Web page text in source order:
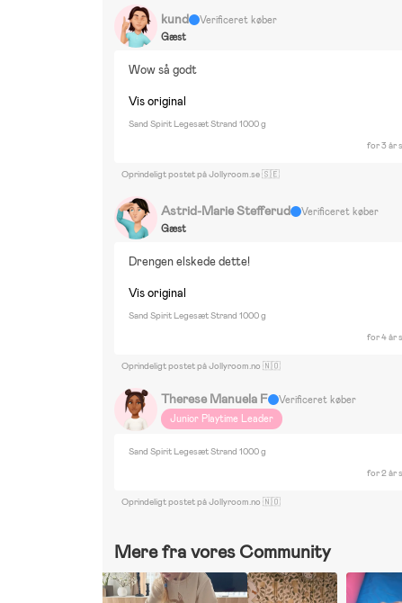
kund
Verificeret køber
Gæst
Wow så godt
Vis original
Sand Spirit Legesæt Strand 1000 g
for 3 år
Oprindeligt postet på Jollyroom.se 🇸🇪
Astrid-Marie Stefferud
Verificeret køber
Gæst
Drengen elskede dette!
Vis original
Sand Spirit Legesæt Strand 1000 g
for 4 år
Oprindeligt postet på Jollyroom.no 🇳🇴
Therese Manuela F
Verificeret køber
Junior Playtime Leader
Sand Spirit Legesæt Strand 1000 g
for 2 år
Oprindeligt postet på Jollyroom.no 🇳🇴
Mere fra vores Community